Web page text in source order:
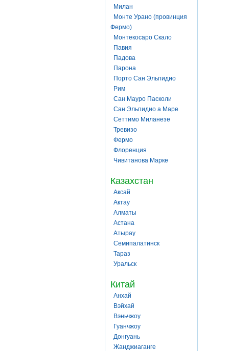
Милан
Монте Урано (провинция
Фермо)
Монтекосаро Скало
Павия
Падова
Парона
Порто Сан Эльпидио
Рим
Сан Мауро Пасколи
Сан Эльпидио а Маре
Сеттимо Миланезе
Тревизо
Фермо
Флоренция
Чивитанова Марке
Казахстан
Аксай
Актау
Алматы
Астана
Атырау
Семипалатинск
Тараз
Уральск
Китай
Анхай
Вэйхай
Вэньчжоу
Гуанчжоу
Донгуань
Жанджиаганге